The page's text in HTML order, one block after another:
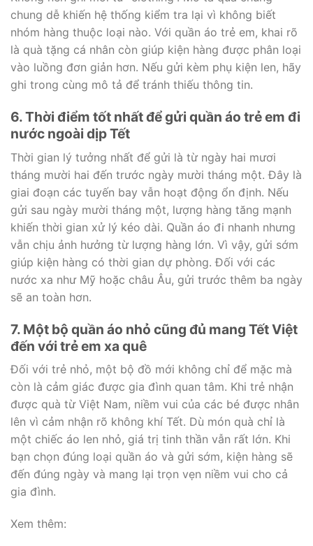
chung dễ khiến hệ thống kiểm tra lại vì không biết
nhóm hàng thuộc loại nào. Với quần áo trẻ em, khai rõ
là quà tặng cá nhân còn giúp kiện hàng được phân loại
vào luồng đơn giản hơn. Nếu gửi kèm phụ kiện len, hãy
ghi trong cùng mô tả để tránh thiếu thông tin.
6. Thời điểm tốt nhất để gửi quần áo trẻ em đi
nước ngoài dịp Tết
Thời gian lý tưởng nhất để gửi là từ ngày hai mươi
tháng mười hai đến trước ngày mười tháng một. Đây là
giai đoạn các tuyến bay vẫn hoạt động ổn định. Nếu
gửi sau ngày mười tháng một, lượng hàng tăng mạnh
khiến thời gian xử lý kéo dài. Quần áo đi nhanh nhưng
vẫn chịu ảnh hưởng từ lượng hàng lớn. Vì vậy, gửi sớm
giúp kiện hàng có thời gian dự phòng. Đối với các
nước xa như Mỹ hoặc châu Âu, gửi trước thêm ba ngày
sẽ an toàn hơn.
7. Một bộ quần áo nhỏ cũng đủ mang Tết Việt
đến với trẻ em xa quê
Đối với trẻ nhỏ, một bộ đồ mới không chỉ để mặc mà
còn là cảm giác được gia đình quan tâm. Khi trẻ nhận
được quà từ Việt Nam, niềm vui của các bé được nhân
lên vì cảm nhận rõ không khí Tết. Dù món quà chỉ là
một chiếc áo len nhỏ, giá trị tinh thần vẫn rất lớn. Khi
bạn chọn đúng loại quần áo và gửi sớm, kiện hàng sẽ
đến đúng ngày và mang lại trọn vẹn niềm vui cho cả
gia đình.
Xem thêm: